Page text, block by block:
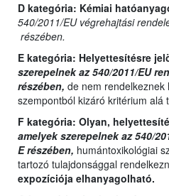
D kategória: Kémiai
540/2011/EU végrehajtási
részében.
E kategória: Helyettesítésre
szerepelnek az 540/2011/EU
részében, de nem rendelkeznek
szempontból kizáró kritérium alá
F kategória: Olyan,
amelyek szerepelnek az 540/
E részében, humántoxikológiai
tartozó tulajdonsággal
expozíciója elhanyagolható.